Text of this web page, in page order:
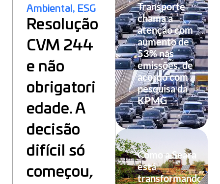
Ambiental, ESG
Resolução
CVM 244
e não
obrigatori
edade. A
decisão
difícil só
começou,
Transporte
chama a
atenção com
aumento de
53% nas
emissões, de
acordo com
pesquisa da
KPMG
Como a Seara
está
transformando